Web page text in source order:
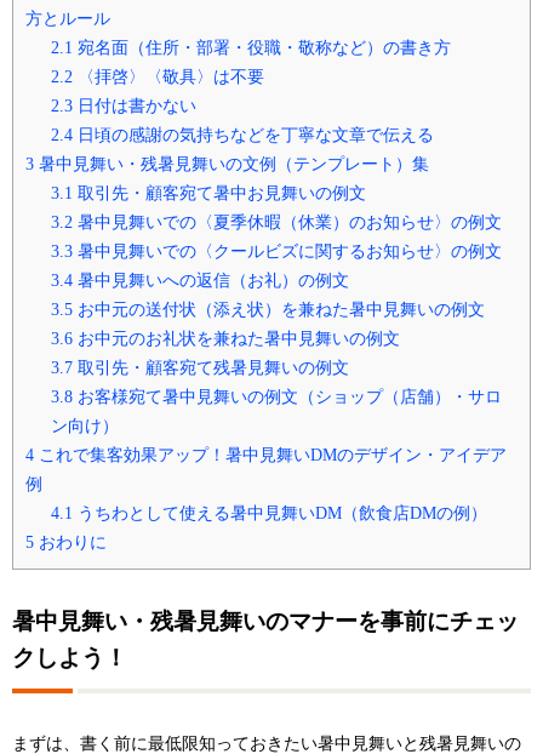
方とルール
2.1 宛名面（住所・部署・役職・敬称など）の書き方
2.2 〈拝啓〉〈敬具〉は不要
2.3 日付は書かない
2.4 日頃の感謝の気持ちなどを丁寧な文章で伝える
3 暑中見舞い・残暑見舞いの文例（テンプレート）集
3.1 取引先・顧客宛て暑中お見舞いの例文
3.2 暑中見舞いでの〈夏季休暇（休業）のお知らせ〉の例文
3.3 暑中見舞いでの〈クールビズに関するお知らせ〉の例文
3.4 暑中見舞いへの返信（お礼）の例文
3.5 お中元の送付状（添え状）を兼ねた暑中見舞いの例文
3.6 お中元のお礼状を兼ねた暑中見舞いの例文
3.7 取引先・顧客宛て残暑見舞いの例文
3.8 お客様宛て暑中見舞いの例文（ショップ（店舗）・サロ
ン向け）
4 これで集客効果アップ！暑中見舞いDMのデザイン・アイデア
例
4.1 うちわとして使える暑中見舞いDM（飲食店DMの例）
5 おわりに
暑中見舞い・残暑見舞いのマナーを事前にチェッ
クしよう！
まずは、書く前に最低限知っておきたい暑中見舞いと残暑見舞いの